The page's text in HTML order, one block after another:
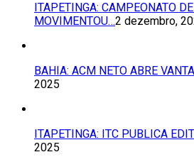
ITAPETINGA: CAMPEONATO
MOVIMENTOU…2 dezembro,
BAHIA: ACM NETO ABRE
2025
ITAPETINGA: ITC PUBLICA
2025